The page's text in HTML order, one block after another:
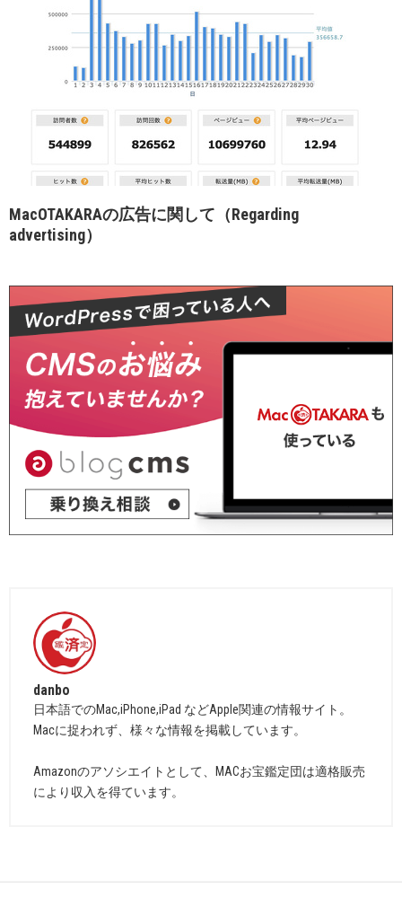
MacOTAKARAの広告に関して（Regarding
advertising）
danbo
日本語でのMac,iPhone,iPad などApple関連の情報サイト。
Macに捉われず、様々な情報を掲載しています。
Amazonのアソシエイトとして、MACお宝鑑定団は適格販売
により収入を得ています。